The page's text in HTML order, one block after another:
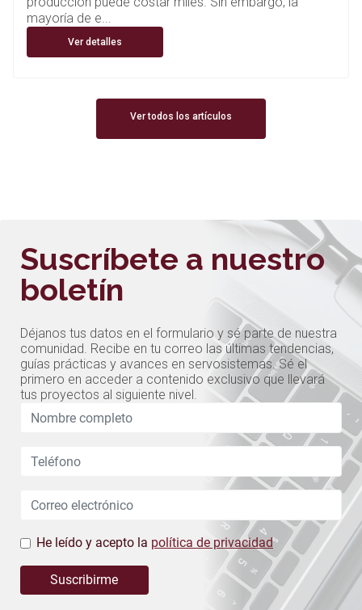
mayoría de e...
Ver detalles
Ver todos los artículos
Suscríbete a nuestro
boletín
Déjanos tus datos en el formulario y sé parte de nuestra
comunidad. Recibe en tu correo las últimas tendencias,
guías prácticas y avances en servosistemas. Sé el
primero en acceder a contenido exclusivo que llevará
tus proyectos al siguiente nivel.
Leave
blank
He leído y acepto la política de privacidad
Suscribirme